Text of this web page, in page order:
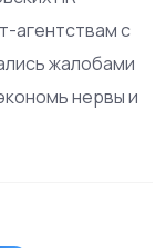
агентствам с
жалобами
нервы и